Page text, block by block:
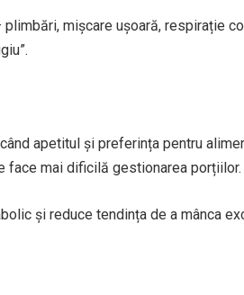
mișcare ușoară, respirație
apetitul și preferința pentru
face mai dificilă gestionarea porțiilor.
și reduce tendința de a mânca